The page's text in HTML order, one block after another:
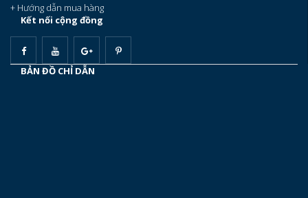
+ Hướng dẫn mua hàng
Kết nối cộng đồng
BẢN ĐỒ CHỈ DẪN